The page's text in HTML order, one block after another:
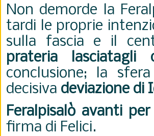
Non demorde la
tardi le proprie
sulla fascia e il
prateria lasciatagli
conclusione; la
decisiva deviazione di
Feralpisalò avanti
firma di Felici.